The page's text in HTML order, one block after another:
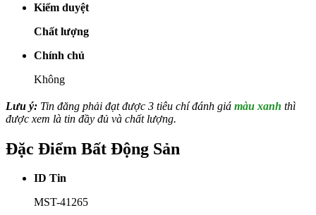
Kiểm duyệt
Chất lượng
Chính chủ
Không
Lưu ý: Tin đăng phải đạt được 3 tiêu chí đánh giá màu xanh thì
được xem là tin đầy đủ và chất lượng.
Đặc Điểm Bất Động Sản
ID Tin
MST-41265